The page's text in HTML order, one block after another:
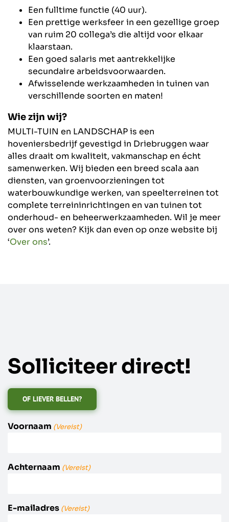
Een fulltime functie (40 uur).
Een prettige werksfeer in een gezellige groep
van ruim 20 collega’s die altijd voor elkaar
klaarstaan.
Een goed salaris met aantrekkelijke
secundaire arbeidsvoorwaarden.
Afwisselende werkzaamheden in tuinen van
verschillende soorten en maten!
Wie zijn wij?
MULTI-TUIN en LANDSCHAP is een
hoveniersbedrijf gevestigd in Driebruggen waar
alles draait om kwaliteit, vakmanschap en écht
samenwerken. Wij bieden een breed scala aan
diensten, van groenvoorzieningen tot
waterbouwkundige werken, van speelterreinen tot
complete terreininrichtingen en van tuinen tot
onderhoud- en beheerwerkzaamheden. Wil je meer
over ons weten? Kijk dan even op onze website bij
‘Over ons’.
Solliciteer direct!
OF LIEVER BELLEN?
Voornaam (Vereist)
Achternaam (Vereist)
E-mailadres (Vereist)